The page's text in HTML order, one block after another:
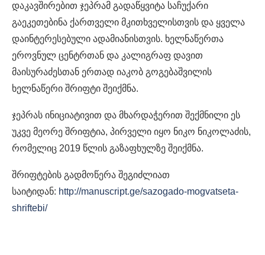
დაკავშირებით ჯეპრამ გადაწყვიტა საჩუქარი
გაეკეთებინა ქართველი მკითხველისთვის და ყველა
დაინტერესებული ადამიანისთვის. ხელნაწერთა
ეროვნულ ცენტრთან და კალიგრაფ დავით
მაისურაძესთან ერთად იაკობ გოგებაშვილის
ხელნაწერი შრიფტი შეიქმნა.
ჯეპრას ინიციატივით და მხარდაჭერით შექმნილი ეს
უკვე მეორე შრიფტია, პირველი იყო ნიკო ნიკოლაძის,
რომელიც 2019 წლის გაზაფხულზე შეიქმნა.
შრიფტების გადმოწერა შეგიძლიათ
საიტიდან: http://manuscript.ge/sazogado-mogvatseta-
shriftebi/